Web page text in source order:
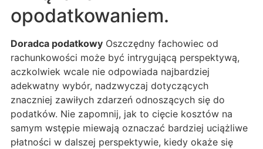
opodatkowaniem.
Doradca podatkowy Oszczędny fachowiec od
rachunkowości może być intrygującą perspektywą,
aczkolwiek wcale nie odpowiada najbardziej
adekwatny wybór, nadzwyczaj dotyczących
znaczniej zawiłych zdarzeń odnoszących się do
podatków. Nie zapomnij, jak to cięcie kosztów na
samym wstępie miewają oznaczać bardziej uciążliwe
płatności w dalszej perspektywie, kiedy okaże się